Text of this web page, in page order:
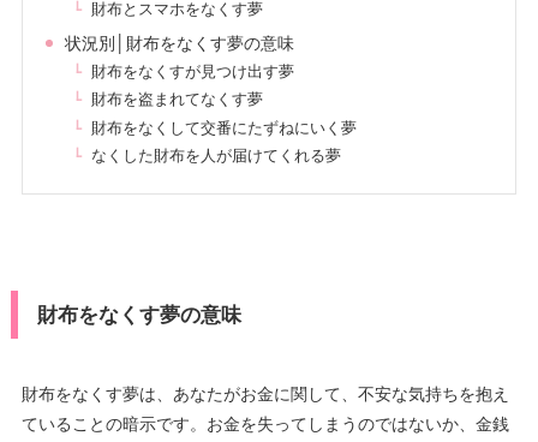
財布とスマホをなくす夢
状況別│財布をなくす夢の意味
財布をなくすが見つけ出す夢
財布を盗まれてなくす夢
財布をなくして交番にたずねにいく夢
なくした財布を人が届けてくれる夢
財布をなくす夢の意味
財布をなくす夢は、あなたがお金に関して、不安な気持ちを抱え
ていることの暗示です。お金を失ってしまうのではないか、金銭